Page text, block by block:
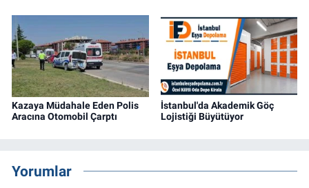
Kazaya Müdahale Eden Polis
Aracına Otomobil Çarptı
İstanbul'da Akademik Göç
Lojistiği Büyütüyor
Yorumlar